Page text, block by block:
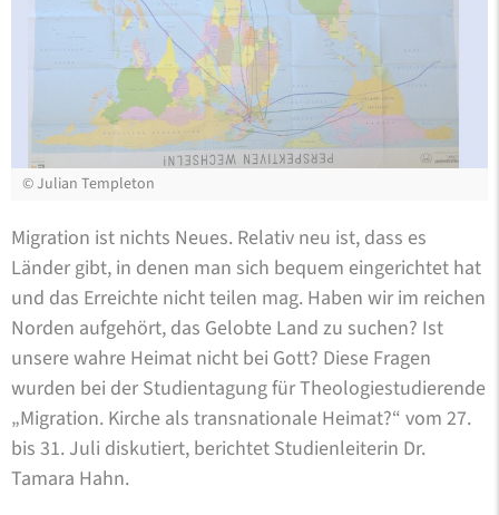
©Julian Templeton
Migration ist nichts Neues. Relativ neu ist, dass es
Länder gibt, in denen man sich bequem eingerichtet hat
und das Erreichte nicht teilen mag. Haben wir im reichen
Norden aufgehört, das Gelobte Land zu suchen? Ist
unsere wahre Heimat nicht bei Gott? Diese Fragen
wurden bei der Studientagung für Theologiestudierende
„Migration. Kirche als transnationale Heimat?“ vom 27.
bis 31. Juli diskutiert, berichtet Studienleiterin Dr.
Tamara Hahn.